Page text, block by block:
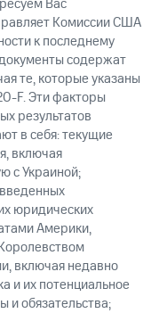
Вас
Комиссии США
к последнему
содержат
те, которые указаны
F. Эти факторы
результатов
в себя: текущие
включая
с Украиной;
юридических
Америки,
включая недавно
и их потенциальное
и обязательства;